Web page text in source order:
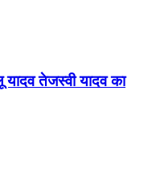
यादव तेजस्वी यादव का